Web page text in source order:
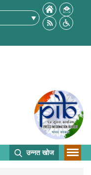
उन्नत खोज